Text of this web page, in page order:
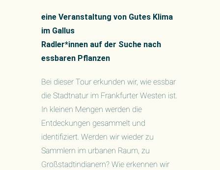
eine Veranstaltung von Gutes Klima
im Gallus
Radler*innen auf der Suche nach
essbaren Pflanzen
Bei dieser Tour erkunden wir, wie essbar
die Stadtnatur im Frankfurter Westen ist.
In kleinen Mengen werden die
Entdeckungen gesammelt und
identifiziert. Werden wir wieder zu
Sammlern im urbanen Raum, zu
Großstadtindianern? Wie erkennen wir